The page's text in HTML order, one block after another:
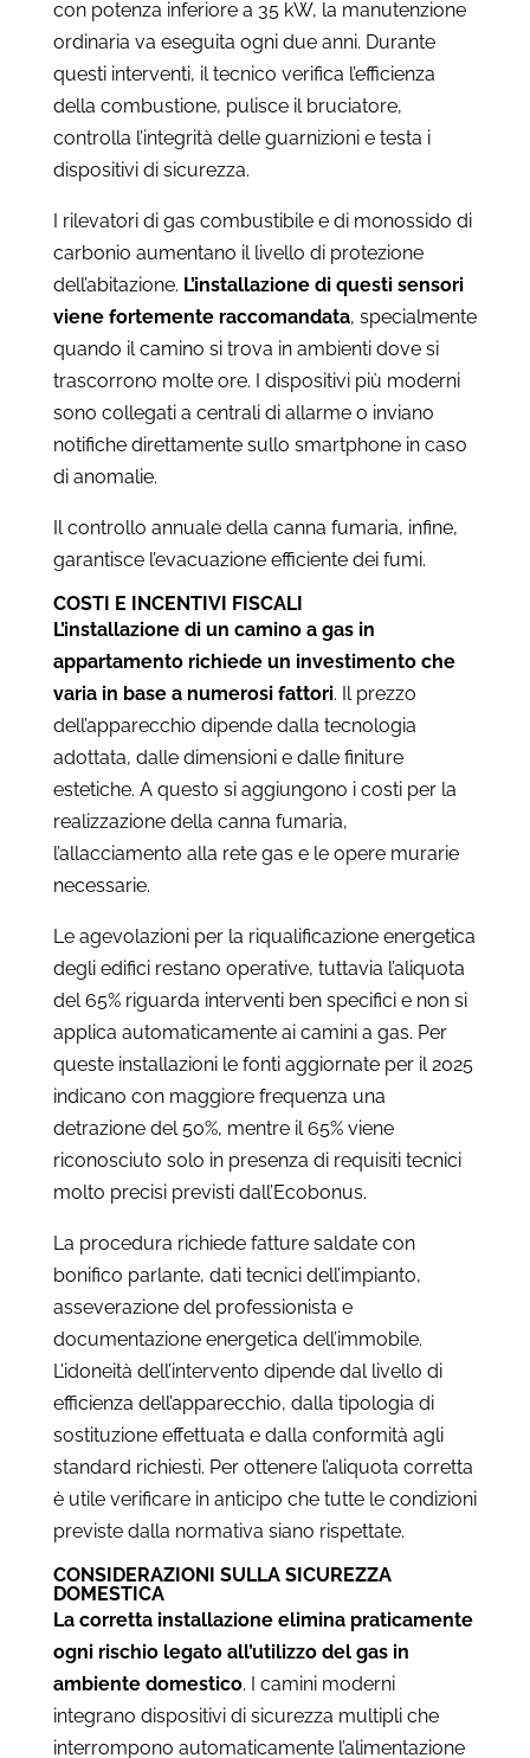
con potenza inferiore a 35 kW, la manutenzione
ordinaria va eseguita ogni due anni. Durante
questi interventi, il tecnico verifica l’efficienza
della combustione, pulisce il bruciatore,
controlla l’integrità delle guarnizioni e testa i
dispositivi di sicurezza.
I rilevatori di gas combustibile e di monossido di
carbonio aumentano il livello di protezione
dell’abitazione. L’installazione di questi sensori
viene fortemente raccomandata, specialmente
quando il camino si trova in ambienti dove si
trascorrono molte ore. I dispositivi più moderni
sono collegati a centrali di allarme o inviano
notifiche direttamente sullo smartphone in caso
di anomalie.
Il controllo annuale della canna fumaria, infine,
garantisce l’evacuazione efficiente dei fumi.
COSTI E INCENTIVI FISCALI
L’installazione di un camino a gas in
appartamento richiede un investimento che
varia in base a numerosi fattori. Il prezzo
dell’apparecchio dipende dalla tecnologia
adottata, dalle dimensioni e dalle finiture
estetiche. A questo si aggiungono i costi per la
realizzazione della canna fumaria,
l’allacciamento alla rete gas e le opere murarie
necessarie.
Le agevolazioni per la riqualificazione energetica
degli edifici restano operative, tuttavia l’aliquota
del 65% riguarda interventi ben specifici e non si
applica automaticamente ai camini a gas. Per
queste installazioni le fonti aggiornate per il 2025
indicano con maggiore frequenza una
detrazione del 50%, mentre il 65% viene
riconosciuto solo in presenza di requisiti tecnici
molto precisi previsti dall’Ecobonus.
La procedura richiede fatture saldate con
bonifico parlante, dati tecnici dell’impianto,
asseverazione del professionista e
documentazione energetica dell’immobile.
L’idoneità dell’intervento dipende dal livello di
efficienza dell’apparecchio, dalla tipologia di
sostituzione effettuata e dalla conformità agli
standard richiesti. Per ottenere l’aliquota corretta
è utile verificare in anticipo che tutte le condizioni
previste dalla normativa siano rispettate.
CONSIDERAZIONI SULLA SICUREZZA
DOMESTICA
La corretta installazione elimina praticamente
ogni rischio legato all’utilizzo del gas in
ambiente domestico. I camini moderni
integrano dispositivi di sicurezza multipli che
interrompono automaticamente l’alimentazione